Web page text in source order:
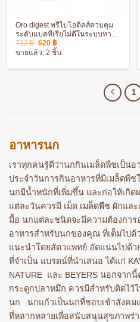
Oro digest พรีไบโอติคส์ควบคุม
ระดับแบคทีเรียไม่ดีในระบบทาง
เดินอาหาร 150 g
712฿ Original
price
was:
620 ฿Current
price
is:
ขายแล้ว: 2 ชิ้น
1
อาหารนก
เราทุกคนรู้ดีว่านกกินเมล็ดพืชเป็น
ประจำวันการกินอาหารที่มีเมล็ดพื
นกมีน้ำหนักที่เพิ่มขึ้น และก่อให้เกิด
แต่ละวันควรมี เม็ด เมล็ดพืช ผักแล
มื้อ นกแต่ละชนิดจะมีความต้องการ
อาหารสำหรับนกของคุณ ที่เต็มไป
แนะนำโดยสัตวแพทย์ อัดแน่นไปด้
ที่จำเป็น แบรดน์ที่นำเสนอ ได้แก่
NATURE และ BEYERS นอกจาก
กระดูกปลาหมึก ควรมีสำหรับติดไว้
นก นกแก้วเป็นนกที่ชอบเข้าสังคม
ที่หลากหลายเพื่อสนับสนุนสุขภาพร่